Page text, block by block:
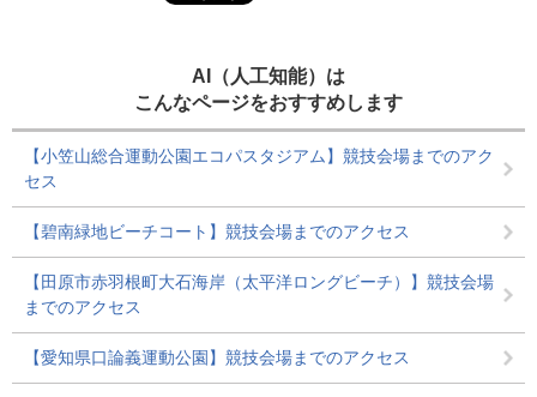
AI（人工知能）は
こんなページをおすすめします
【小笠山総合運動公園エコパスタジアム】競技会場までのアク
セス
【碧南緑地ビーチコート】競技会場までのアクセス
【田原市赤羽根町大石海岸（太平洋ロングビーチ）】競技会場
までのアクセス
【愛知県口論義運動公園】競技会場までのアクセス